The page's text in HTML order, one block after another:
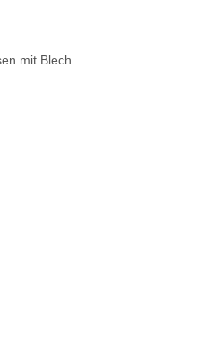
mit Blech